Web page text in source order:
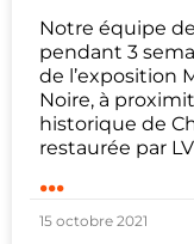
Notre équipe
pendant 3
de l’exposition
Noire, à
historique de
restaurée par
...
15 octobre 2021